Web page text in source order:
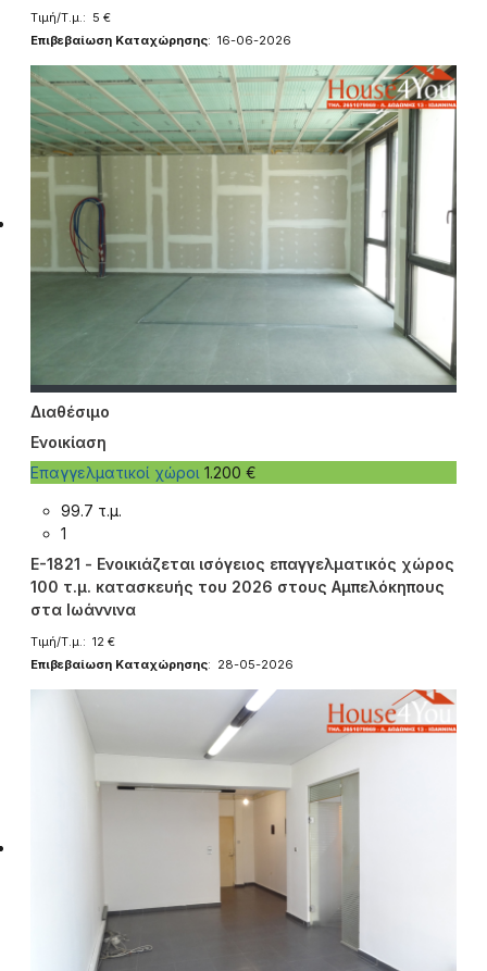
Τιμή/Τ.μ.: 5 €
Επιβεβαίωση Καταχώρησης: 16-06-2026
Διαθέσιμο
Ενοικίαση
Επαγγελματικοί χώροι 1.200 €
99.7 τ.μ.
1
E-1821 - Ενοικιάζεται ισόγειος επαγγελματικός χώρος
100 τ.μ. κατασκευής του 2026 στους Αμπελόκηπους
στα Ιωάννινα
Τιμή/Τ.μ.: 12 €
Επιβεβαίωση Καταχώρησης: 28-05-2026